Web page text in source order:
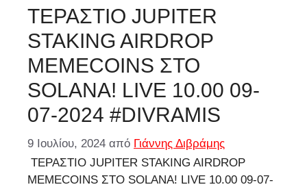
ΤΕΡΑΣΤΙΟ JUPITER
STAKING AIRDROP
MEMECOINS ΣΤΟ
SOLANA! LIVE 10.00 09-
07-2024 #DIVRAMIS
9 Ιουλίου, 2024 από Γιάννης Διβράμης
ΤΕΡΑΣΤΙΟ JUPITER STAKING AIRDROP
MEMECOINS ΣΤΟ SOLANA! LIVE 10.00 09-07-